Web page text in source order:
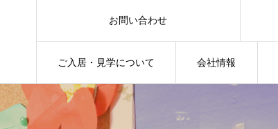
ご入居・見学について 会社情報
お問い合わせ